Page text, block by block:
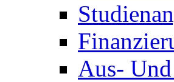
Aus-